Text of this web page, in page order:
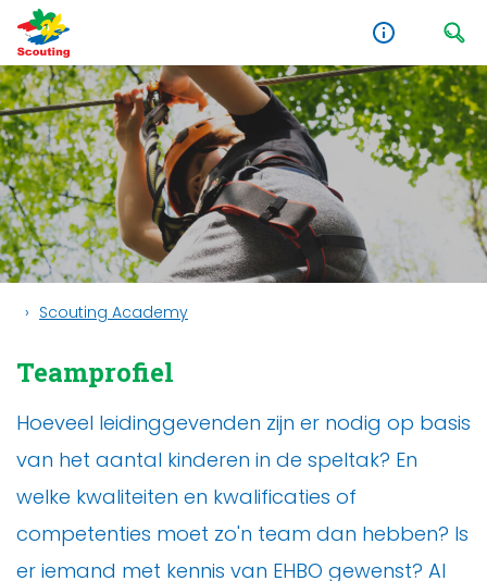
Scouting Academy
Teamprofiel
Hoeveel leidinggevenden zijn er nodig op basis
van het aantal kinderen in de speltak? En
welke kwaliteiten en kwalificaties of
competenties moet zo'n team dan hebben? Is
er iemand met kennis van EHBO gewenst? Al